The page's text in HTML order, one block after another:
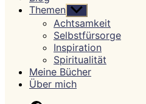
Themen Untermenü
anzeigen
Achtsamkeit
Selbstfürsorge
Inspiration
Spiritualität
Meine Bücher
Über mich